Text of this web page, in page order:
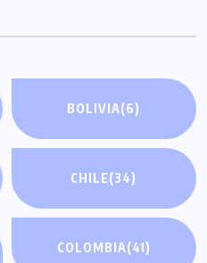
BOLIVIA(6)
CHILE(34)
COLOMBIA(41)